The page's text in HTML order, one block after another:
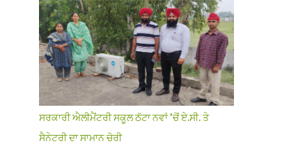
ਭਗਤਪੁਰ, ਭਗਵਾਨਪੁਰ, ਝੁੱਗੀਆਂ ਗੁਲਾਮ, ਮਜਾਦਪੁਰ,
ਕੁੱਲੀਆਂ, ਰੱਤਾ ਨੌ ਅਬਾਦ, ਕੋਲੀਆਂਵਾਲ, ਅੱਡਾ ਸਾਬੂਵਾਲ,
ਦਰੀਏਵਾਲ, ਟੋਡਰਵਾਲ, ਨਵਾਂ ਠੱਟਾ, ਪੁਰਾਣਾ ਠੱਟਾ ਤੋਂ ਹੁੰਦਾ
ਹੋਇਆ ਗੁਰਦੁਆਰਾ ਸ੍ਰੀ ਦਮਦਮਾ ਸਾਹਿਬ ਠੱਟਾ ਵਿਖੇ
ਪਹੁੰਚਿਆ। ਨਗਰ ਕੀਰਤਨ ਦੇ ਗੁਰਦੁਆਰਾ ਸ੍ਰੀ ਦਮਦਮਾ
ਸਾਹਿਬ ਠੱਟਾ ਵਿਖੇ ਪਹੁੰਚਣ ’ਤੇ ਮੁੱਖ ਸੇਵਾਦਾਰ ਸੰਤ ਬਾਬਾ
ਹਰਜੀਤ ਸਿੰਘ ਤੇ ਇਲਾਕੇ ਦੀਆਂ ਸੰਗਤਾਂ ਵੱਲੋਂ ਜੈਕਾਰਿਆਂ ਦੀ
ਗੂੰਜ ਵਿਚ ਨਿੱਘਾ ਸਵਾਗਤ ਕੀਤਾ ਗਿਆ। ਗੁਰਦੁਆਰਾ ਸ੍ਰੀ
ਦਮਦਮਾ ਸਾਹਿਬ ਠੱਟਾ ਵਿਖੇ ਨਗਰ ਕੀਰਤਨ ਦੇ ਸਮਾਪਤੀ ਦੀ
ਸਰਕਾਰੀ ਐਲੀਮੈਂਟਰੀ ਸਕੂਲ ਠੱਟਾ ਨਵਾਂ ’ਚੋਂ ਏ.ਸੀ. ਤੇ
ਸੈਨੇਟਰੀ ਦਾ ਸਾਮਾਨ ਚੋਰੀ